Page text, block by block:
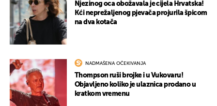
Njezinog oca obožavala je cijela Hrvatska!
Kći neprežaljenog pjevača projurila špicom
na dva kotača
NADMAŠENA OČEKIVANJA
Thompson ruši brojke i u Vukovaru!
Objavljeno koliko je ulaznica prodano u
kratkom vremenu